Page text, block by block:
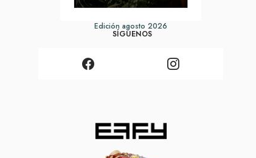
Edición agosto 2026
SÍGUENOS